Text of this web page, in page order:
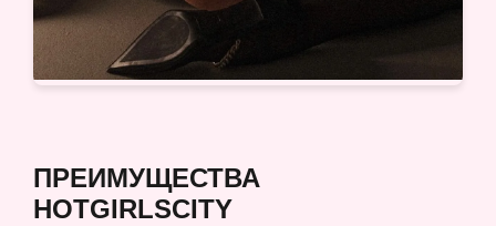
ПРЕИМУЩЕСТВА
HOTGIRLSCITY